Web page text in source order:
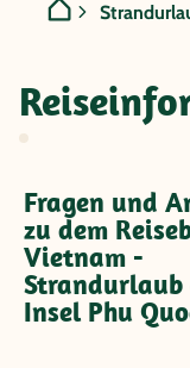
Fragen und
zu dem
Vietnam -
Insel Phu